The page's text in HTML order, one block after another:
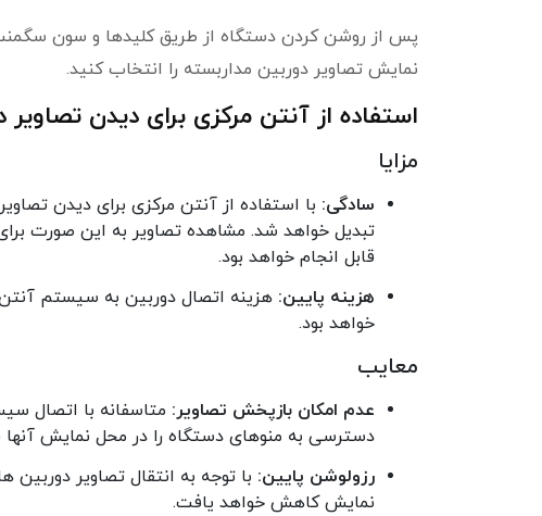
پس از روشن کردن دستگاه از طریق کلیدها و سون سگمنت
نمایش تصاویر دوربین مداربسته را انتخاب کنید.
استفاده از آنتن مرکزی برای دیدن تصاویر
مزایا
سادگی: با استفاده از آنتن مرکزی برای دیدن
تبدیل خواهد شد. مشاهده تصاویر به این صورت
قابل انجام خواهد بود.
هزینه پایین: هزینه اتصال دوربین به سیستم
خواهد بود.
معایب
عدم امکان بازپخش تصاویر: متاسفانه با اتصال
دسترسی به منوهای دستگاه را در محل نمایش
رزولوشن پایین:
نمایش کاهش خواهد یافت.